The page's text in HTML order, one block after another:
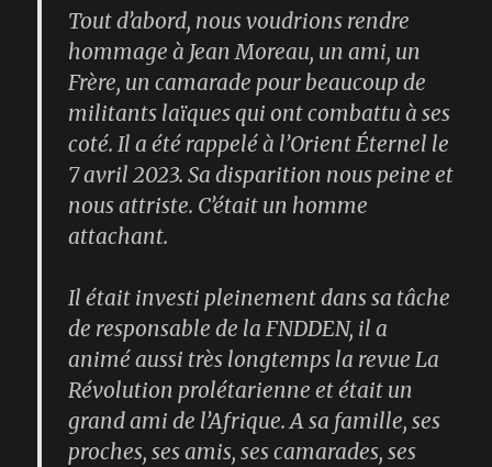
Tout d’abord, nous voudrions rendre
hommage à Jean Moreau, un ami, un
Frère, un camarade pour beaucoup de
militants laïques qui ont combattu à ses
coté. Il a été rappelé à l’Orient Éternel le
7 avril 2023. Sa disparition nous peine et
nous attriste. C’était un homme
attachant.
Il était investi pleinement dans sa tâche
de responsable de la FNDDEN, il a
animé aussi très longtemps la revue La
Révolution prolétarienne et était un
grand ami de l’Afrique. A sa famille, ses
proches, ses amis, ses camarades, ses